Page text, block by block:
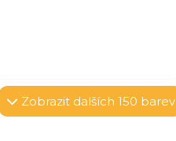
Zobrazit dalších 150 barev